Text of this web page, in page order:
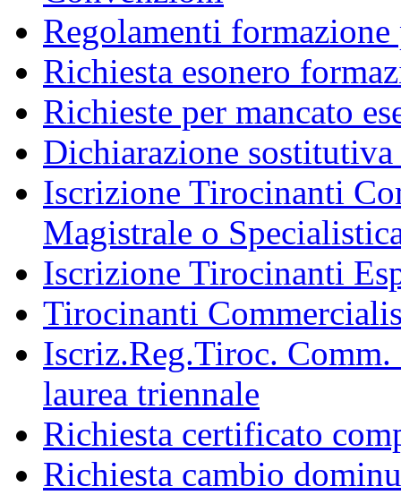
Regolamenti
Richiesta esonero
Richieste per mancato
Dichiarazione
Iscrizione Tirocinanti
Magistrale o
Iscrizione Tirocinanti
Tirocinanti
Iscriz.Reg.Tiroc.
laurea triennale
Richiesta certificato
Richiesta cambio